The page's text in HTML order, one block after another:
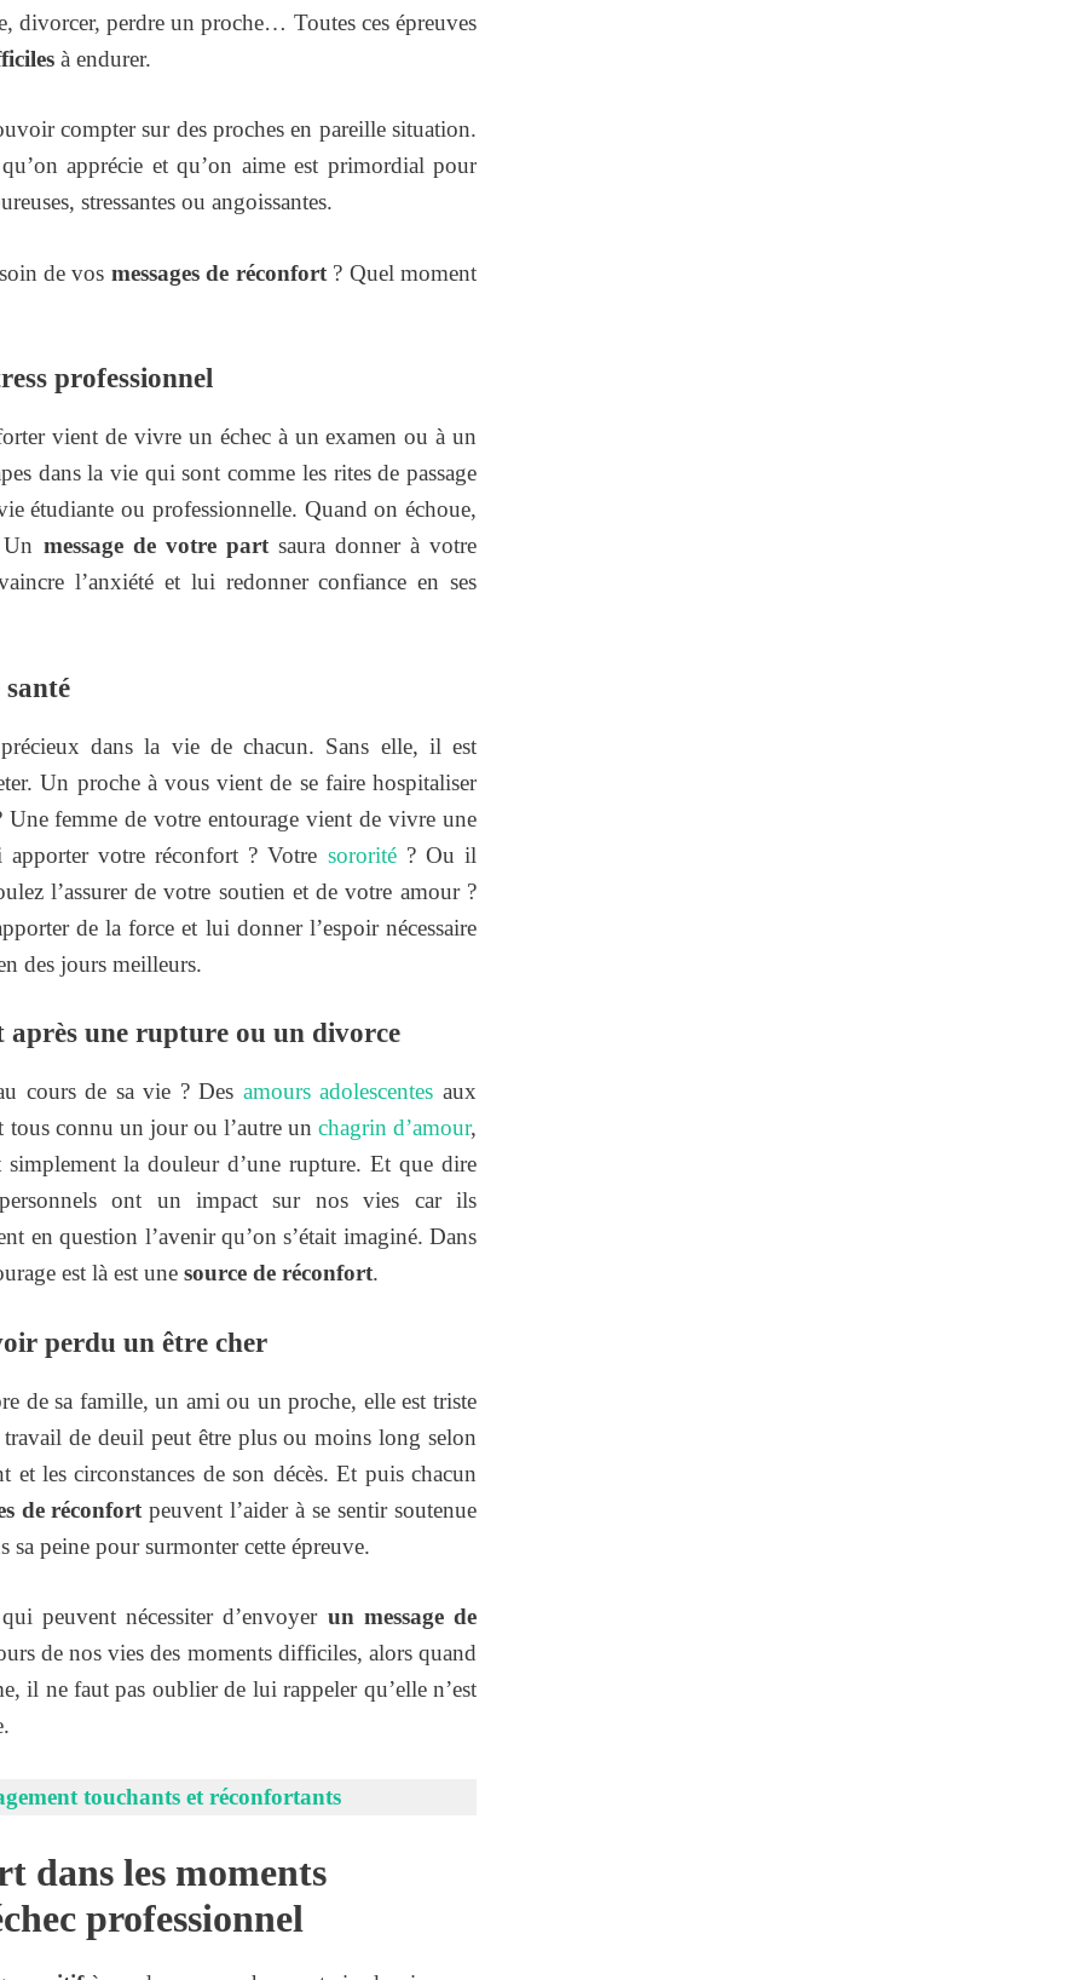
divorcer, perdre un proche… Toutes ces épreuves
à endurer.
compter sur des proches en pareille situation.
apprécie et qu’on aime est primordial pour
stressantes ou angoissantes.
de vos messages de réconfort? Quel moment
professionnel
vient de vivre un échec à un examen ou à un
dans la vie qui sont comme les rites de passage
étudiante ou professionnelle. Quand on échoue,
message de votre partsaura donner à votre
l’anxiété et lui redonner confiance en ses
santé
dans la vie de chacun. Sans elle, il est
Un proche à vous vient de se faire hospitaliser
femme de votre entourage vient de vivre une
apporter votre réconfort ? Votre sororité ? Ou il
l’assurer de votre soutien et de votre amour ?
de la force et lui donner l’espoir nécessaire
des jours meilleurs.
après une rupture ou un divorce
cours de sa vie ? Des amours adolescentesaux
tous connu un jour ou l’autre un chagrin d’amour,
la douleur d’une rupture. Et que dire
ont un impact sur nos vies car ils
en question l’avenir qu’on s’était imaginé. Dans
est là est une source de réconfort.
perdu un être cher
de sa famille, un ami ou un proche, elle est triste
travail de deuil peut être plus ou moins long selon
les circonstances de son décès. Et puis chacun
de réconfort peuvent l’aider à se sentir soutenue
sa peine pour surmonter cette épreuve.
peuvent nécessiter d’envoyer un message de
de nos vies des moments difficiles, alors quand
il ne faut pas oublier de lui rappeler qu’elle n’est
touchants et réconfortants
dans les moments
professionnel